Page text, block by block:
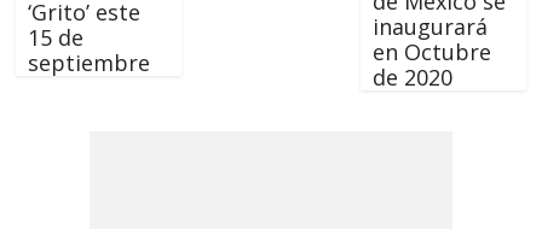
‘Grito’ este
15 de
septiembre
inaugurará
en Octubre
de 2020